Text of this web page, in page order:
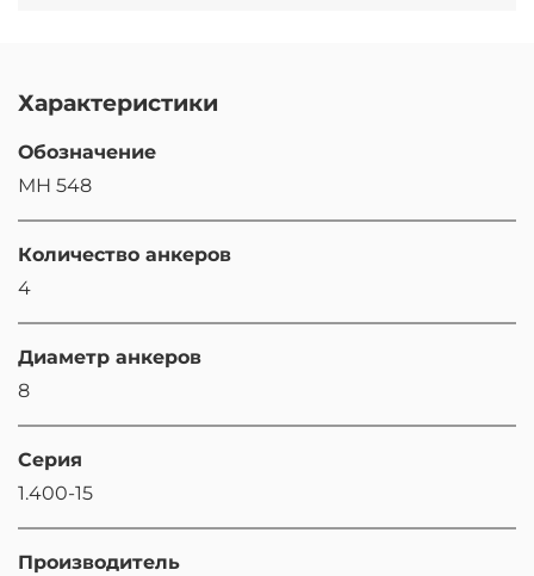
Характеристики
Обозначение
МН 548
Количество анкеров
4
Диаметр анкеров
8
Серия
1.400-15
Производитель